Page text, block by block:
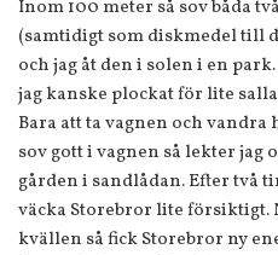
Inom 100 meter så sov båda
(samtidigt som diskmedel till
och jag åt den i solen i en
jag kanske plockat för lite
Bara att ta vagnen och
sov gott i vagnen så lekter jag
gården i sandlådan. Efter två
väcka Storebror lite försiktigt.
kvällen så fick Storebror ny